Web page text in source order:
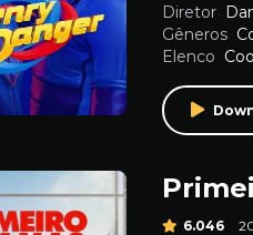
Diretor
Gêneros
Elenco
6.046